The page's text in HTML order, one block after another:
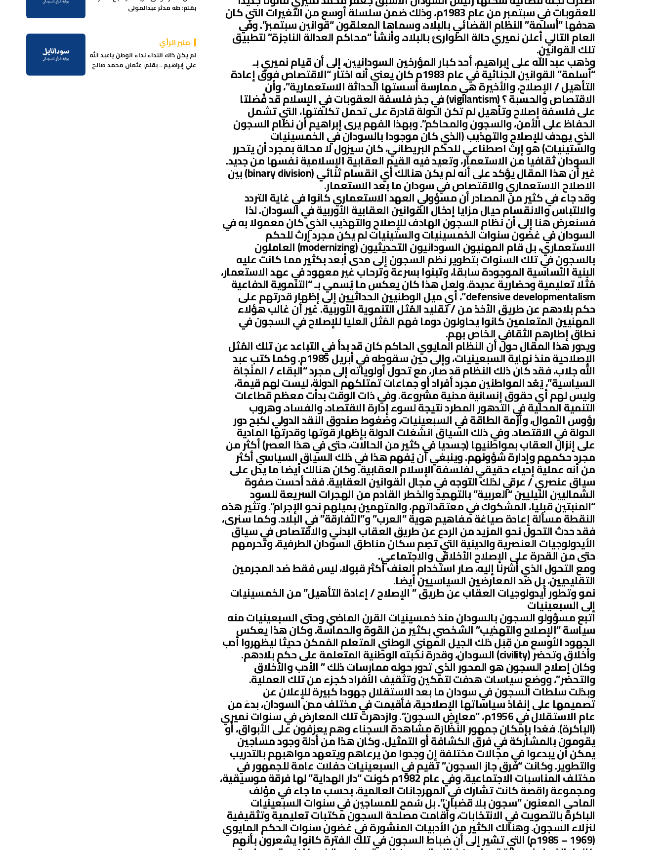
للعقوبات في سبتمبر من عام 1983م، وذلك ضمن سلسلة أوسع من التغيرات التي كان
هدفها “أسلمة” النظام القضائي بالبلاد، وسماها المعلقون “قوانين سبتمبر”. وفي
العام التالي أعلن نميري حالة الطوارئ بالبلاد، وأنشأ “محاكم العدالة الناجزة” لتطبيق
تلك القوانين.
وذهب عبد الله على إبراهيم، أحد كبار المؤرخين السودانيين، إلى أن قيام نميري بـ
“أسلمة” القوانين الجنائية في عام 1983م كان يعني أنه اختار “الاقتصاص فوق إعادة
التأهيل / الإصلاح، والأخيرة هي ممارسة أسستها الحداثة الاستعمارية”، وأن
الاقتصاص والحسبة ؟ (vigilantism) في جذر فلسفة العقوبات في الإسلام قد فُضلتا
على فلسفة إصلاح وتأهيل لم تكن الدولة قادرة على تحمل تكلفتها، التي تشمل
الحفاظ على الأمن، والسجون والمحاكم”. وبهذا الفهم يرى إبراهيم أن نظام السجون
الذي يهدف للإصلاح والتهذيب (الذي كان موجودا بالسودان في الخمسينيات
والستينيات) هو إرث اصطناعي للحكم البريطاني، كان سيزول لا محالة بمجرد أن يتحرر
السودان ثقافيا من الاستعمار، وتعيد فيه القيم العقابية الإسلامية نفسها من جديد.
غير أن هذا المقال يؤكد على أنه لم يكن هنالك أي انقسام ثنائي (binary division) بين
الاصلاح الاستعماري والاقتصاص في سودان ما بعد الاستعمار.
وقد جاء في كثير من المصادر أن مسؤولي العهد الاستعماري كانوا في غاية التردد
والالتباس والانقسام حيال مزايا إدخال القوانين العقابية الأوربية في السودان. لذا
فسنعرض هنا إلى أن نظام السجون الهادف للإصلاح والتهذيب الذي كان معمولا به في
السودان في غضون سنوات الخمسينيات والستينيات لم يكن مجرد إرث للحكم
الاستعماري، بل قام المهنيون السودانيون التحديثيون (modernizing) العاملون
بالسجون في تلك السنوات بتطوير نظم السجون إلى مدى أبعد بكثير مما كانت عليه
البنية الأساسية الموجودة سابقاً، وتبنوا بسرعة وترحاب غير معهود في عهد الاستعمار،
مُثُلا تعليمية وحضارية عديدة. ولعل هذا كان يعكس ما يُسمي بـ “التنموية الدفاعية
defensive developmentalism”، أي ميل الوطنيين الحداثيين إلى إظهار قدرتهم على
حكم بلادهم عن طريق الأخذ من / تقليد المُثل التنموية الأوربية. غير أن غالب هؤلاء
المهنيين المتعلمين كانوا يحاولون دوما فهم المُثل العليا للإصلاح في السجون في
نطاق إطارهم الثقافي الخاص بهم.
ويدور هذا المقال حول أن النظام المايوي الحاكم كان قد بدأ في التباعد عن تلك المُثل
الإصلاحية منذ نهاية السبعينيات، وإلى حين سقوطه في أبريل 1985م. وكما كتب عبد
الله جلاب، فقد كان ذلك النظام قد صار، مع تحول أولوياته إلى مجرد “البقاء / المَنْجَاة
السياسية”، يَعُد المواطنين مجرد أفراد أو جماعات تمتلكهم الدولة، ليست لهم قيمة،
وليس لهم أي حقوق إنسانية مدنية مشروعة. وفي ذات الوقت بدأت معظم قطاعات
التنمية المحلية في التدهور المطرد نتيجة لسوء إدارة الاقتصاد، والفساد، وهروب
رؤوس الأموال، وأزمة الطاقة في السبعينيات، وضغوط صندوق النقد الدولي لكبح دور
الدولة في الاقتصاد. وفي ذلك السياق انشغلت الدولة بإظهار قوتها وقدرتها المادية
على إنزال العقاب بمواطنيها (جسديا في كثير من الحالات، حتى في هذا العصر) أكثر من
مجرد حكمهم وإدارة شؤونهم. وينبغي أن يُفهم هذا في ذلك السياق السياسي أكثر
من أنه عملية إحياء حقيقي لفلسفة الإسلام العقابية. وكان هنالك أيضا ما يدل على
سياق عنصري / عرقي لذلك التوجه في مجال القوانين العقابية. فقد أحست صفوة
الشماليين النيليين “العربية” بالتهديد والخطر القادم من الهجرات السريعة للسود
“المنبتين قبليا، المشكوك في معتقداتهم، والمتهمين بميلهم نحو الإجرام”. وتثير هذه
النقطة مسألة إعادة صياغة مفاهيم هوية “العرب” و”الأفارقة” في البلاد. وكما سنرى،
فقد حدث التحول نحو المزيد من الردع عن طريق العقاب البدني والاقتصاص في سياق
الأيدولوجيات العنصرية والدينية التي تصِم سكان مناطق السودان الطرفية، وتحرمهم
حتى من القدرة على الإصلاح الأخلاقي والاجتماعي.
ومع التحول الذي أشرنا إليه، صار استخدام العنف أكثر قبولا، ليس فقط ضد المجرمين
التقليديين، بل ضد المعارضين السياسيين أيضا.
نمو وتطور أيدولوجيات العقاب عن طريق ” الإصلاح / إعادة التأهيل” من الخمسينيات
إلى السبعينيات
اتبع مسؤولو السجون بالسودان منذ خمسينيات القرن الماضي وحتى السبعينيات منه
سياسة “الإصلاح والتهذيب” الشخصي بكثير من القوة والحماسة. وكان هذا يعكس
الجهود الأوسع من قِبَل ذلك الجيل المهني الوطني المتعلم المُمكن حديثا ليظهروا أدب
وأخلاق وتحضر (civility) السودان، وقدرة نخبته الوطنية المتعلمة على حكم بلادهم.
وكان إصلاح السجون هو المحور الذي تدور حوله ممارسات ذلك ” الأدب والأخلاق
والتحضر”، ووضع سياسات هدفت لتمكين وتثقيف الأفراد كجزء من تلك العملية.
وبذلت سلطات السجون في سودان ما بعد الاستقلال جهودا كبيرة للإعلان عن
تصميمها على إنفاذ سياساتها الإصلاحية، فأقيمت في مختلف مدن السودان، بدءً من
عام الاستقلال في 1956م، “معارض السجون”. وازدهرت تلك المعارض في سنوات نميري
(الباكرة). فغدا بإمكان جمهور النَّظَّارَة مشاهدة السجناء وهم يعزفون على الأبواق، أو
يقومون بالمشاركة في فرق الكشافة أو التمثيل. وكان هذا من أدلة وجود مساجين
يمكن أن يبدعوا في مجالات مختلفة إن وجدوا من يرعاهم ويتعهد مواهبهم بالتدريب
والتطوير. وكانت “فرق جاز السجون” تقيم في السبعينيات حفلات عامة للجمهور في
مختلف المناسبات الاجتماعية. وفي عام 1982م كونت “دار الهداية” لها فرقة موسيقية،
ومجموعة راقصة كانت تشارك في المهرجانات العالمية، بحسب ما جاء في مؤلف
الماحي المعنون “سجون بلا قضبان”. بل سُمح للمساجين في سنوات السبعينيات
الباكرة بالتصويت في الانتخابات، وأقامت مصلحة السجون مكتبات تعليمية وتثقيفية
لنزلاء السجون. وهنالك الكثير من الأدبيات المنشورة في غضون سنوات الحكم المايوي
(1969 – 1985م) التي تشير إلى أن ضباط السجون في تلك الفترة كانوا يشعرون بأنهم
بقلم: طه مدثر عبدالمولى
منبر الرأي
لم يكن ذاك النداء نداء الوطن ياعبد الله
علي إبراهيم‏ .. بقلم: عثمان محمد صالح